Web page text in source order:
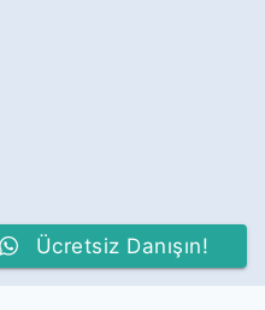
Ücretsiz Danışın!